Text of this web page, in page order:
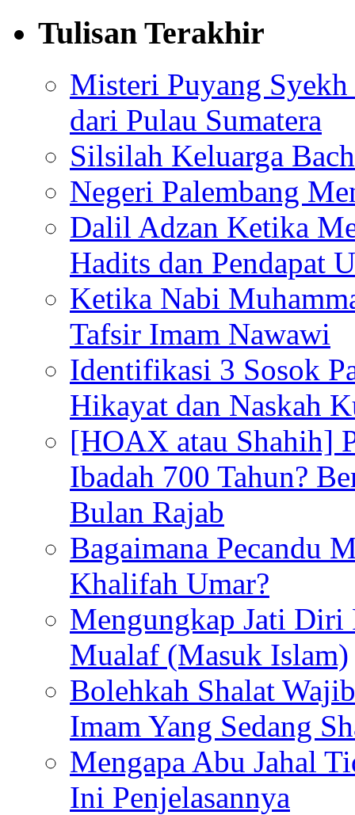
Tulisan Terakhir
Misteri Puyang
dari Pulau Sumatera
Silsilah Keluarga
Negeri Palembang
Dalil Adzan Ketika
Hadits dan Pendapat
Ketika Nabi
Tafsir Imam Nawawi
Identifikasi 3 Sosok
Hikayat dan Naskah
[HOAX atau Shahih]
Ibadah 700 Tahun?
Bulan Rajab
Bagaimana Pecandu
Khalifah Umar?
Mengungkap Jati Diri
Mualaf (Masuk Islam)
Bolehkah Shalat
Imam Yang Sedang
Mengapa Abu Jahal
Ini Penjelasannya